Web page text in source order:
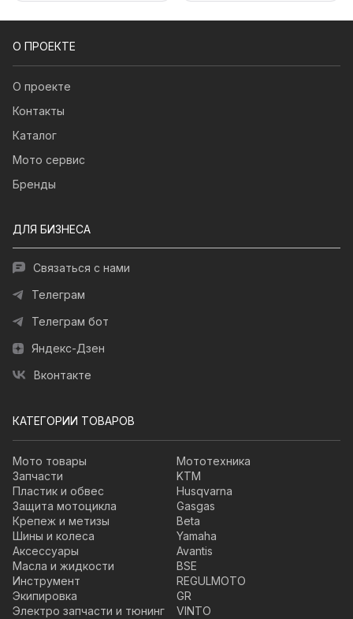
О ПРОЕКТЕ
О проекте
Контакты
Каталог
Мото сервис
Бренды
ДЛЯ БИЗНЕСА
Связаться с нами
Телеграм
Телеграм бот
Яндекс-Дзен
Вконтакте
КАТЕГОРИИ ТОВАРОВ
Мото товары
Запчасти
Пластик и обвес
Защита мотоцикла
Крепеж и метизы
Шины и колеса
Аксессуары
Масла и жидкости
Инструмент
Экипировка
Электро запчасти и тюнинг
Мототехника
KTM
Husqvarna
Gasgas
Beta
Yamaha
Avantis
BSE
REGULMOTO
GR
VINTO